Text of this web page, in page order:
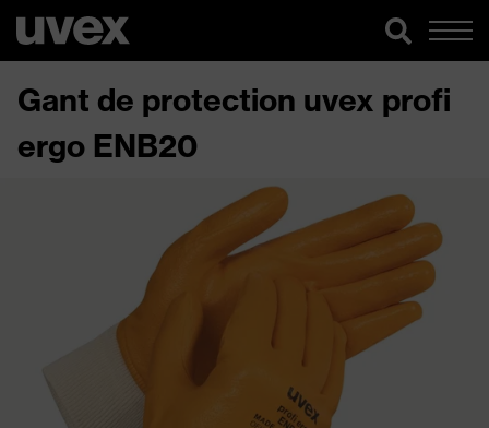
Gant de protection uvex profi
ergo ENB20